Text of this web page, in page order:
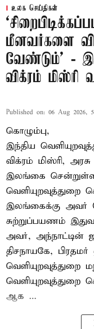
உலக செய்திகள்
மீனவர்களை
வேண்டும்' -
விக்ரம் மிஸ்ரி
Published on: 06 Aug 2026,
கொழும்பு,
இந்திய
விக்ரம் மிஸ்ரி,
இலங்கை
வெளியுறவுத்துறை
இலங்கைக்கு அவர்
சுற்றுப்பயணம்
அவர், அந்நாட்டின்
திசநாயகே, பிரதமர்
வெளியுறவுத்துறை
ஆக ...